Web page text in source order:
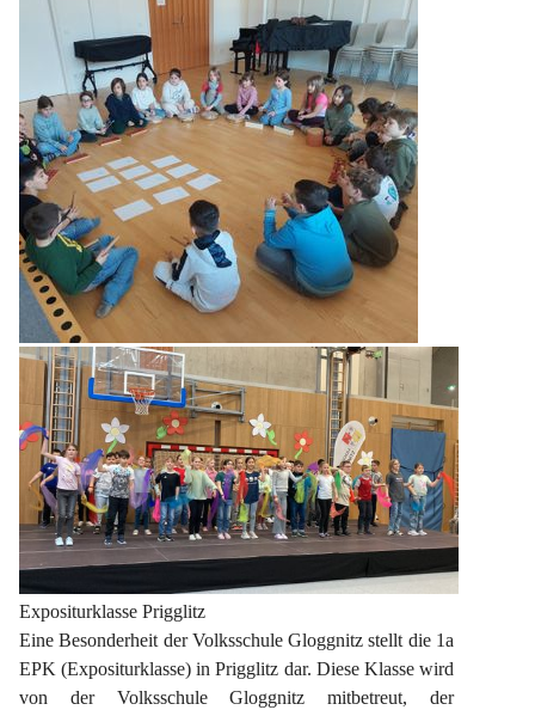
Expositurklasse Prigglitz
Eine Besonderheit der Volksschule Gloggnitz stellt die 1a
EPK (Expositurklasse) in Prigglitz dar. Diese Klasse wird
von der Volksschule Gloggnitz mitbetreut, der